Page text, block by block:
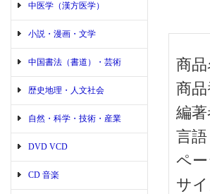
中医学（漢方医学）
小説・漫画・文学
中国書法（書道）・芸術
歴史地理・人文社会
自然・科学・技術・産業
DVD VCD
CD 音楽
商
商品
編
言
ペ
サ